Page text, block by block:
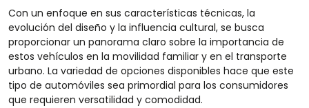
Con un enfoque en sus características técnicas, la
evolución del diseño y la influencia cultural, se busca
proporcionar un panorama claro sobre la importancia de
estos vehículos en la movilidad familiar y en el transporte
urbano. La variedad de opciones disponibles hace que este
tipo de automóviles sea primordial para los consumidores
que requieren versatilidad y comodidad.